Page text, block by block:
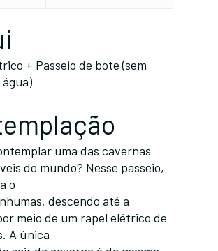
+ Passeio de bote (sem
uma das cavernas
do mundo? Nesse passeio,
o
descendo até a
meio de um rapel elétrico de
A única